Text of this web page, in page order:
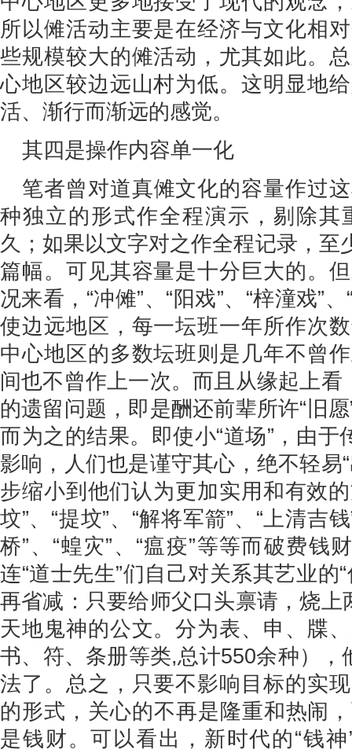
所以傩活动主要是在经济与文化相
些规模较大的傩活动，尤其如此。
心地区较边远山村为低。这明显地
活、渐行而渐远的感觉。
其四是操作内容单一化
笔者曾对道真傩文化的容量作过
种独立的形式作全程演示，剔除其
久；如果以文字对之作全程记录，
篇幅。可见其容量是十分巨大的。
况来看，“冲傩”、“阳戏”、“梓潼戏”
使边远地区，每一坛班一年所作次
中心地区的多数坛班则是几年不曾
间也不曾作上一次。而且从缘起上看
的遗留问题，即是酬还前辈所许“旧
而为之的结果。即使小“道场”，由于
影响，人们也是谨守其心，绝不轻易
步缩小到他们认为更加实用和有效
坟”、“提坟”、“解将军箭”、“上清吉
桥”、“蝗灾”、“瘟疫”等等而破费钱
连“道士先生”们自己对关系其艺业的
再省减：只要给师父口头禀请，烧上
天地鬼神的公文。分为表、申、牒
书、符、条册等类,总计550余种），
法了。总之，只要不影响目标的实
的形式，关心的不再是隆重和热闹
是钱财。可以看出，新时代的“钱